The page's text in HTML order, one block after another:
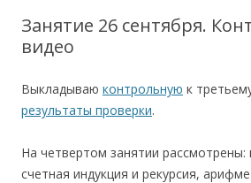
Занятие 26 сентября.
видео
Выкладываю контрольную к
результаты проверки.
На четвертом занятии рассмотрены:
счетная индукция и рекурсия,